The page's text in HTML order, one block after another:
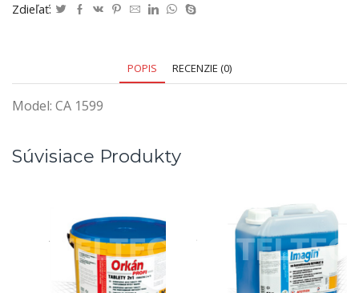
Zdieľať:
POPIS RECENZIE (0)
Model: CA 1599
Súvisiace Produkty